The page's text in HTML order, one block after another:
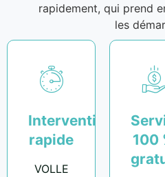
rapidement, qui prend
les
Intervention
rapide
VOLLE
100